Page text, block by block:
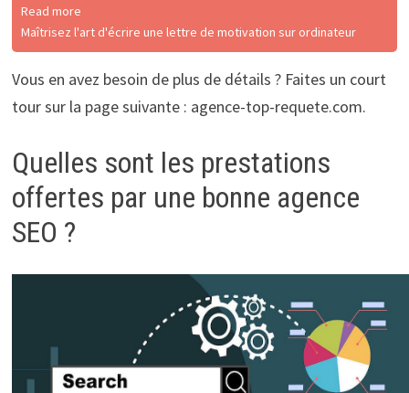
Read more
Maîtrisez l'art d'écrire une lettre de motivation sur ordinateur
Vous en avez besoin de plus de détails ? Faites un court
tour sur la page suivante : agence-top-requete.com.
Quelles sont les prestations
offertes par une bonne agence
SEO ?